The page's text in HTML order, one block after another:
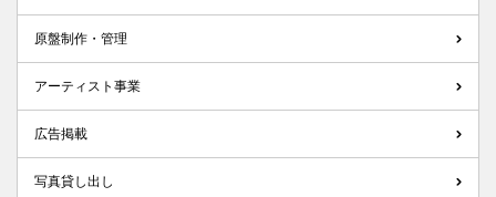
原盤制作・管理
アーティスト事業
広告掲載
写真貸し出し